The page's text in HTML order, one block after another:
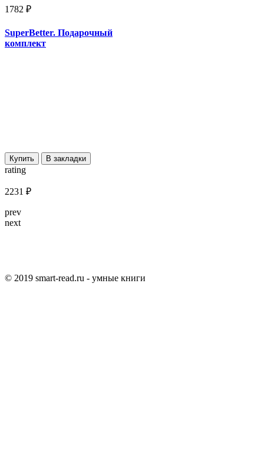
1782 ₽
SuperBetter. Подарочный
комплект
Купить В закладки
rating
2231 ₽
prev
next
© 2019 smart-read.ru - умные книги